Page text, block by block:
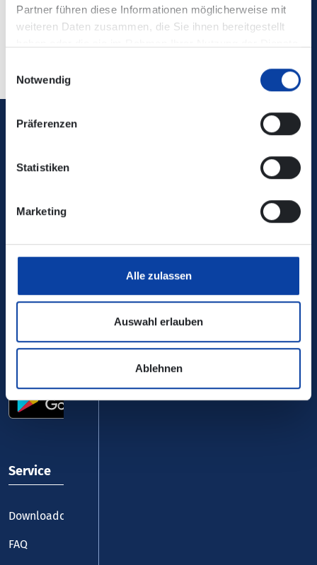
Partner führen diese Informationen möglicherweise mit
weiteren Daten zusammen, die Sie ihnen bereitgestellt
Notwendig
Präferenzen
Statistiken
Marketing
Alle zulassen
Auswahl erlauben
Ablehnen
Zurück
kostenfrei täglich 8 - 20 Uhr
Ihr Kontakt zu uns
VRM-App nutzen und durchstarten
Service
Downloadcenter
FAQ